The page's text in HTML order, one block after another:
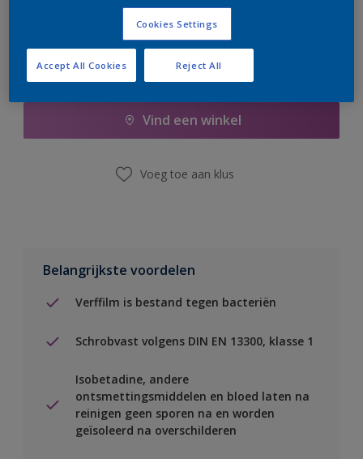
Boodschappenlijst
Vind een winkel
Voeg toe aan klus
Belangrijkste voordelen
Verffilm is bestand tegen bacteriën
Schrobvast volgens DIN EN 13300, klasse 1
Isobetadine, andere
ontsmettingsmiddelen en bloed laten na
reinigen geen sporen na en worden
geïsoleerd na overschilderen
Cookies Settings
Reject All
Accept All Cookies